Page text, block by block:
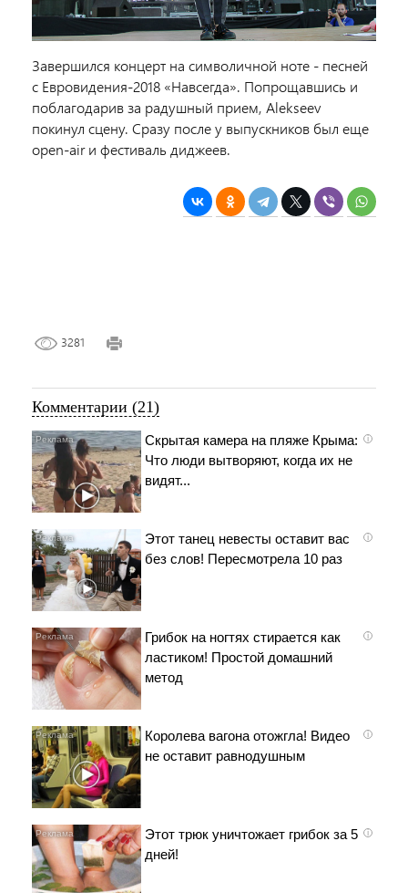
Завершился концерт на символичной ноте - песней
с Евровидения-2018 «Навсегда». Попрощавшись и
поблагодарив за радушный прием, Alekseev
покинул сцену. Сразу после у выпускников был еще
open-air и фестиваль диджеев.
3281
Комментарии (21)
i
Скрытая камера на пляже Крыма:
Что люди вытворяют, когда их не
видят...
i
Этот танец невесты оставит вас
без слов! Пересмотрела 10 раз
i
Грибок на ногтях стирается как
ластиком! Простой домашний
метод
i
Королева вагона отожгла! Видео
не оставит равнодушным
i
Этот трюк уничтожает грибок за 5
дней!